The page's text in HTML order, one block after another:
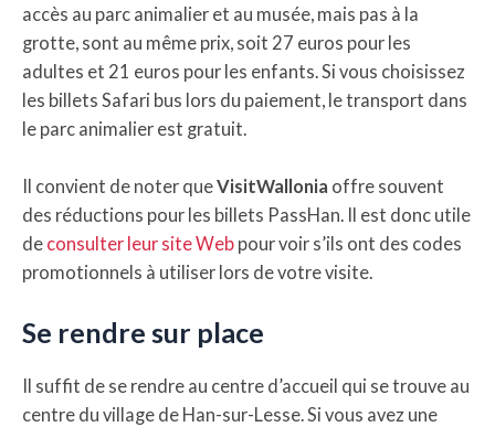
accès au parc animalier et au musée, mais pas à la
grotte, sont au même prix, soit 27 euros pour les
adultes et 21 euros pour les enfants. Si vous choisissez
les billets Safari bus lors du paiement, le transport dans
le parc animalier est gratuit.
Il convient de noter queVisitWallonia offre souvent
des réductions pour les billets PassHan. Il est donc utile
de consulter leur site Web pour voir s’ils ont des codes
promotionnels à utiliser lors de votre visite.
Se rendre sur place
Il suffit de se rendre au centre d’accueil qui se trouve au
centre du village de Han-sur-Lesse. Si vous avez une